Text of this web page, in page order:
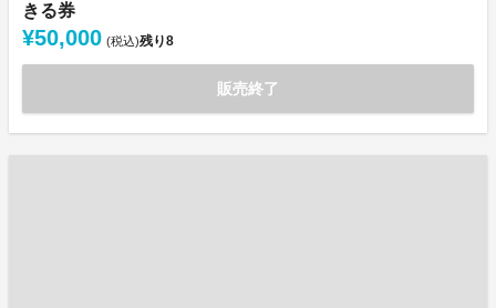
きる券
¥50,000 (税込)残り8
販売終了